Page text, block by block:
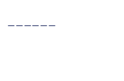
ーーーーーー